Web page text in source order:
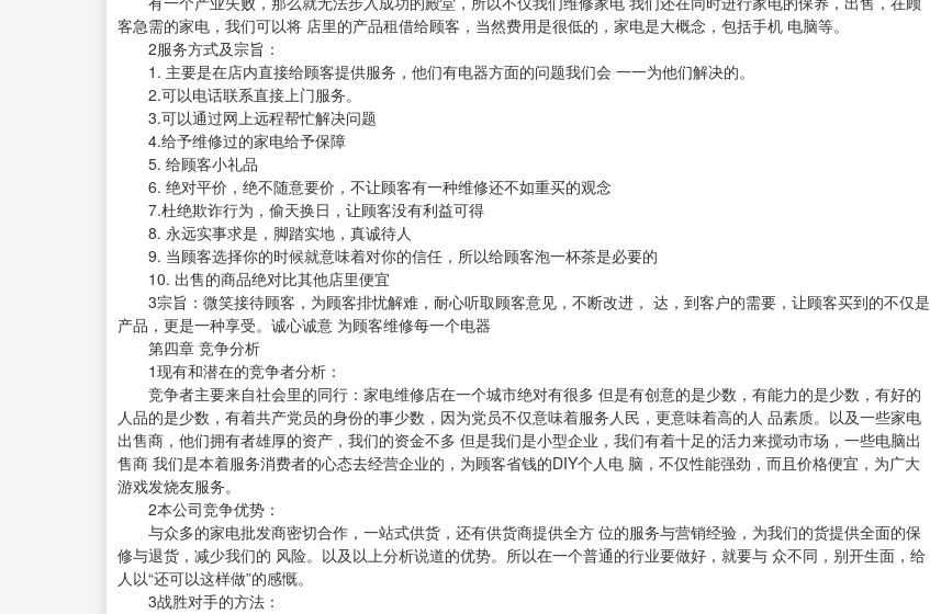
客急需的家电，我们可以将 店里的产品租借给顾客，当然费用是很低的，家电是大概念，包括手机 电脑等。
2服务方式及宗旨：
1. 主要是在店内直接给顾客提供服务，他们有电器方面的问题我们会 一一为他们解决的。
2.可以电话联系直接上门服务。
3.可以通过网上远程帮忙解决问题
4.给予维修过的家电给予保障
5. 给顾客小礼品
6. 绝对平价，绝不随意要价，不让顾客有一种维修还不如重买的观念
7.杜绝欺诈行为，偷天换日，让顾客没有利益可得
8. 永远实事求是，脚踏实地，真诚待人
9. 当顾客选择你的时候就意味着对你的信任，所以给顾客泡一杯茶是必要的
10. 出售的商品绝对比其他店里便宜
3宗旨：微笑接待顾客，为顾客排忧解难，耐心听取顾客意见，不断改进， 达，到客户的需要，让顾客买到的不仅是
产品，更是一种享受。诚心诚意 为顾客维修每一个电器
第四章 竞争分析
1现有和潜在的竞争者分析：
竞争者主要来自社会里的同行：家电维修店在一个城市绝对有很多 但是有创意的是少数，有能力的是少数，有好的
人品的是少数，有着共产党员的身份的事少数，因为党员不仅意味着服务人民，更意味着高的人 品素质。以及一些家电
出售商，他们拥有者雄厚的资产，我们的资金不多 但是我们是小型企业，我们有着十足的活力来搅动市场，一些电脑出
售商 我们是本着服务消费者的心态去经营企业的，为顾客省钱的DIY个人电 脑，不仅性能强劲，而且价格便宜，为广大
游戏发烧友服务。
2本公司竞争优势：
与众多的家电批发商密切合作，一站式供货，还有供货商提供全方 位的服务与营销经验，为我们的货提供全面的保
修与退货，减少我们的 风险。以及以上分析说道的优势。所以在一个普通的行业要做好，就要与 众不同，别开生面，给
人以“还可以这样做”的感慨。
3战胜对手的方法：